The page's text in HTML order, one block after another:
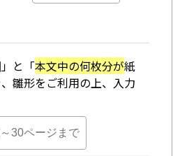
と「本文中の何枚分が紙
雛形をご利用の上、入力